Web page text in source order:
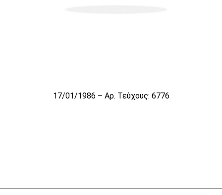
17/01/1986 – Αρ. Τεύχους: 6776